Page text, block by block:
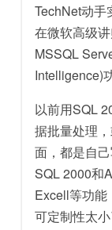
TechNet动手
在微软高级
MSSQL
Intelligence)
以前用SQL
据批量处理
面，都是自
SQL 2000和
Excell等功能
可定制性太小